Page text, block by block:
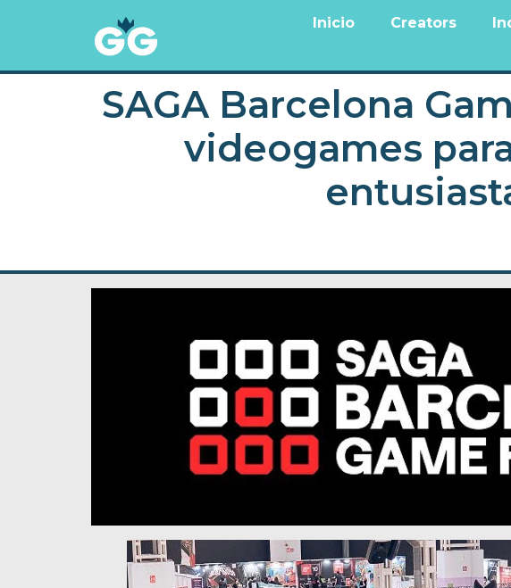
Inicio Creators
SAGA Barcelona
videogames